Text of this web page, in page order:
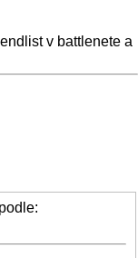
v battlenete a